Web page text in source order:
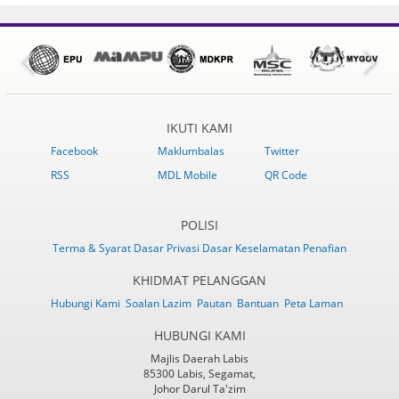
IKUTI KAMI
Facebook Maklumbalas
Twitter
RSS
MDL Mobile QR Code
POLISI
Terma & Syarat Dasar Privasi Dasar Keselamatan Penafian
KHIDMAT PELANGGAN
Hubungi Kami Soalan Lazim Pautan Bantuan Peta Laman
HUBUNGI KAMI
Majlis Daerah Labis
85300 Labis, Segamat,
Johor Darul Ta'zim